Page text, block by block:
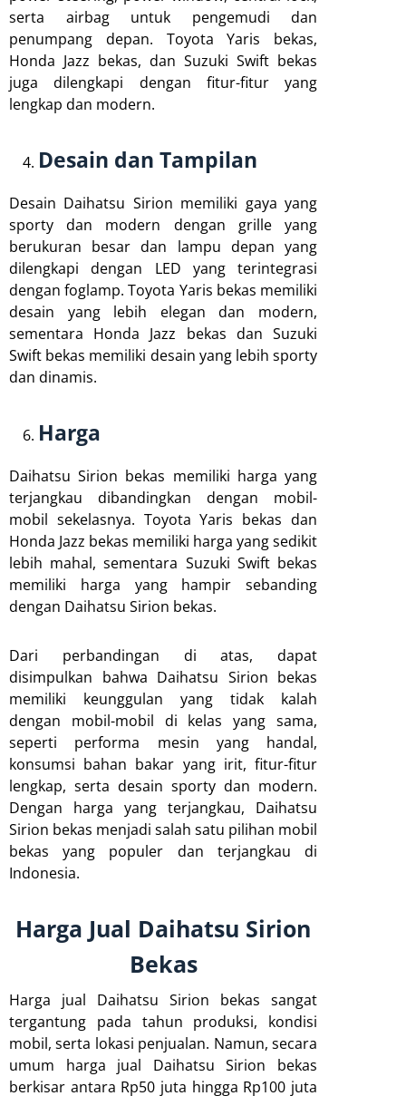
serta airbag untuk pengemudi dan
penumpang depan. Toyota Yaris bekas,
Honda Jazz bekas, dan Suzuki Swift bekas
juga dilengkapi dengan fitur-fitur yang
lengkap dan modern.
Desain dan Tampilan
Desain Daihatsu Sirion memiliki gaya yang
sporty dan modern dengan grille yang
berukuran besar dan lampu depan yang
dilengkapi dengan LED yang terintegrasi
dengan foglamp. Toyota Yaris bekas memiliki
desain yang lebih elegan dan modern,
sementara Honda Jazz bekas dan Suzuki
Swift bekas memiliki desain yang lebih sporty
dan dinamis.
Harga
Daihatsu Sirion bekas memiliki harga yang
terjangkau dibandingkan dengan mobil-
mobil sekelasnya. Toyota Yaris bekas dan
Honda Jazz bekas memiliki harga yang sedikit
lebih mahal, sementara Suzuki Swift bekas
memiliki harga yang hampir sebanding
dengan Daihatsu Sirion bekas.
Dari perbandingan di atas, dapat
disimpulkan bahwa Daihatsu Sirion bekas
memiliki keunggulan yang tidak kalah
dengan mobil-mobil di kelas yang sama,
seperti performa mesin yang handal,
konsumsi bahan bakar yang irit, fitur-fitur
lengkap, serta desain sporty dan modern.
Dengan harga yang terjangkau, Daihatsu
Sirion bekas menjadi salah satu pilihan mobil
bekas yang populer dan terjangkau di
Indonesia.
Harga Jual Daihatsu Sirion
Bekas
Harga jual Daihatsu Sirion bekas sangat
tergantung pada tahun produksi, kondisi
mobil, serta lokasi penjualan. Namun, secara
umum harga jual Daihatsu Sirion bekas
berkisar antara Rp50 juta hingga Rp100 juta